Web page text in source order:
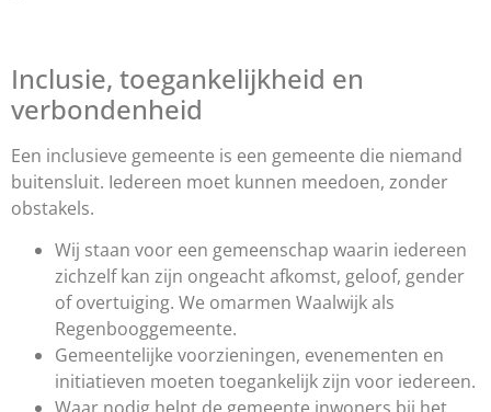
Inclusie, toegankelijkheid en
verbondenheid
Een inclusieve gemeente is een gemeente die niemand
buitensluit. Iedereen moet kunnen meedoen, zonder
obstakels.
Wij staan voor een gemeenschap waarin iedereen
zichzelf kan zijn ongeacht afkomst, geloof, gender
of overtuiging. We omarmen Waalwijk als
Regenbooggemeente.
Gemeentelijke voorzieningen, evenementen en
initiatieven moeten toegankelijk zijn voor iedereen.